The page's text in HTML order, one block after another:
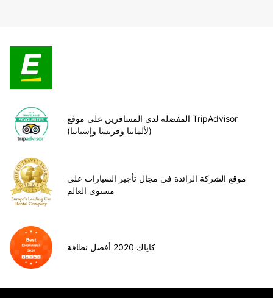
المفضلة لدى المسافرين على موقع TripAdvisor
(لألمانيا وفرنسا وإسبانيا)
موقع الشركة الرائدة في مجال تأجير السيارات على
مستوى العالم
كاياك 2020 أفضل نظافة